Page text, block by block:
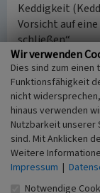
Keddigkeit
Vorsicht auf
schließen“.
(Jürgen
Literatur
Bernhard,
Pfalz.
84, S. 73-189. ,
Bernhard,
Wir verwenden
Dies sind zum
Funktionsfähigkeit
nicht
hinaus verwenden
Nutzbarkeit unserer
sind. Mit Anklicken
Weitere
Impressum |
Notwendige